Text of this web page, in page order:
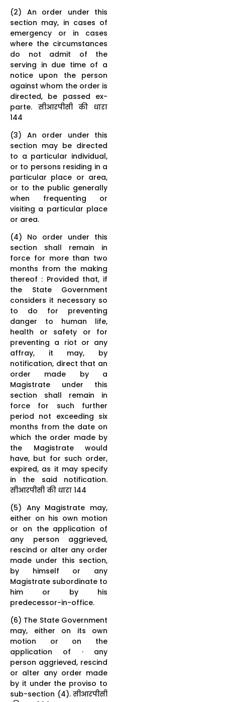
(2) An order under this
section may, in cases of
emergency or in cases
where the circumstances
do not admit of the
serving in due time of a
notice upon the person
against whom the order is
directed, be passed ex-
parte. सीआरपीसी की धारा
144
(3) An order under this
section may be directed
to a particular individual,
or to persons residing in a
particular place or area,
or to the public generally
when frequenting or
visiting a particular place
or area.
(4) No order under this
section shall remain in
force for more than two
months from the making
thereof : Provided that, if
the State Government
considers it necessary so
to do for preventing
danger to human life,
health or safety or for
preventing a riot or any
affray, it may, by
notification, direct that an
order made by a
Magistrate under this
section shall remain in
force for such further
period not exceeding six
months from the date on
which the order made by
the Magistrate would
have, but for such order,
expired, as it may specify
in the said notification.
सीआरपीसी की धारा 144
(5) Any Magistrate may,
either on his own motion
or on the application of
any person aggrieved,
rescind or alter any order
made under this section,
by himself or any
Magistrate subordinate to
him or by his
predecessor-in-office.
(6) The State Government
may, either on its own
motion or on the
application of · any
person aggrieved, rescind
or alter any order made
by it under the proviso to
sub-section (4). सीआरपीसी